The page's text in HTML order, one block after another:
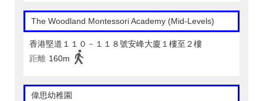
The Woodland Montessori Academy (Mid-Levels)
香港堅道１１０－１１８號安峰大廈１樓至２樓
距離 160m
偉思幼稚園